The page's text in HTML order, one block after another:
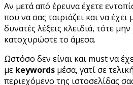
Αν μετά από έρευνα έχετε
που να σας ταιριάζει και να έχει
δυνατές λέξεις κλειδιά, τότε
κατοχυρώστε το άμεσα.
Ωστόσο δεν είναι και must να
με keywords μέσα, γατί σε
περιεχόμενο της ιστοσελίδας